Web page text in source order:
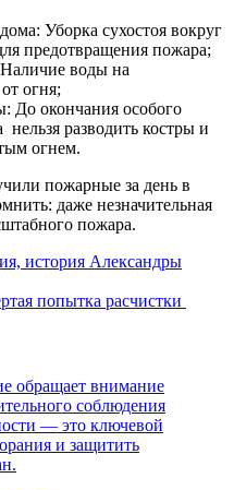
Уборка сухостоя вокруг
предотвращения пожара;
Наличие воды на
огня;
До окончания особого
разводить костры и
огнем.
пожарные за день в
даже незначительная
пожара.
история Александры
попытка расчистки